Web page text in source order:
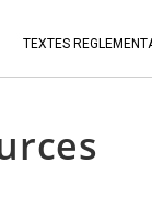
TEXTES